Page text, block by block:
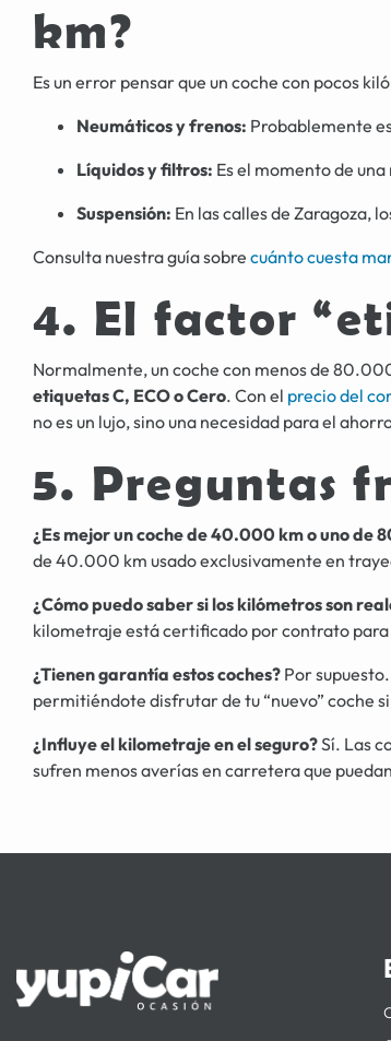
km?
Es un error pensar que un coche con pocos
Neumáticos y frenos: Probablemente
Líquidos y filtros: Es el momento de
Suspensión: En las calles de Zaragoza,
Consulta nuestra guía sobre cuánto cuesta
4. El factor
Normalmente, un coche con menos de
etiquetas C, ECO o Cero. Con el precio del
no es un lujo, sino una necesidad para el
5. Preguntas
¿Es mejor un coche de 40.000 km o uno de
de 40.000 km usado exclusivamente en
¿Cómo puedo saber si los kilómetros son
kilometraje está certificado por contrato
¿Tienen garantía estos coches? Por
permitiéndote disfrutar de tu “nuevo” coche
¿Influye el kilometraje en el seguro?Sí. Las
sufren menos averías en carretera que